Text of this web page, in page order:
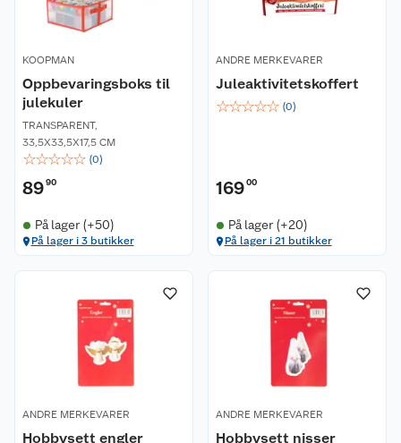
KOOPMAN
Oppbevaringsboks til
julekuler
TRANSPARENT,
33,5X33,5X17,5 CM
☆☆☆☆☆ (0)
8990
På lager (+50)
På lager i 3 butikker
ANDRE MERKEVARER
Juleaktivitetskoffert
☆☆☆☆☆ (0)
16900
På lager (+20)
På lager i 21 butikker
ANDRE MERKEVARER
Hobbysett engler
ANDRE MERKEVARER
Hobbysett nisser
Våre butikker
Kontakt oss
Reklamasjon og garanti
Ofte stilte spørsmål